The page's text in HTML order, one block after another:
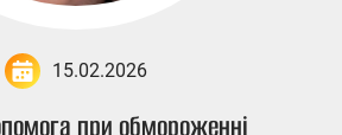
15.02.2026